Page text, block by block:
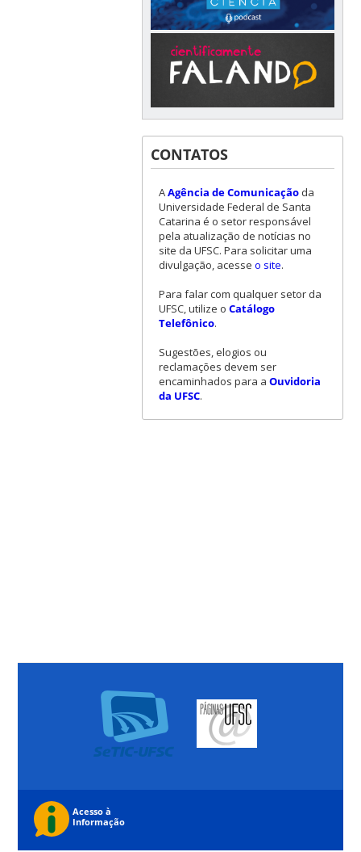
CONTATOS
AAgência de Comunicaçãoda
Universidade Federal de Santa
Catarina é o setor responsável
pela atualização de notícias no
site da UFSC. Para solicitar uma
divulgação, acesse o site.
Para falar com qualquer setor da
UFSC, utilize o Catálogo
Telefônico.
Sugestões, elogios ou
reclamações devem ser
encaminhados para a Ouvidoria
da UFSC.